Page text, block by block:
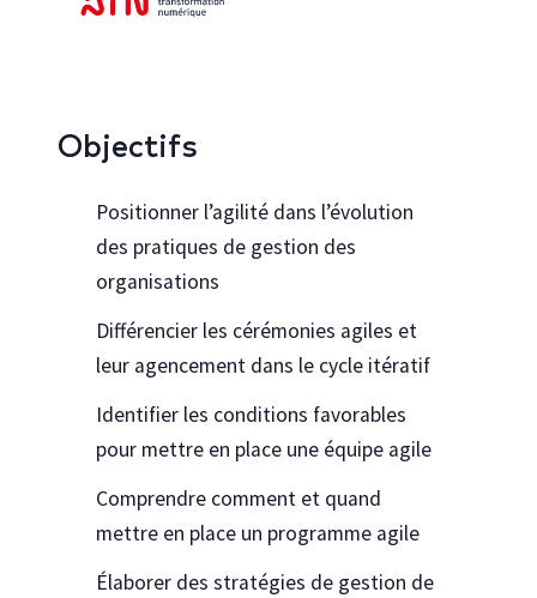
Objectifs
Positionner l’agilité dans l’évolution
des pratiques de gestion des
organisations
Différencier les cérémonies agiles et
leur agencement dans le cycle itératif
Identifier les conditions favorables
pour mettre en place une équipe agile
Comprendre comment et quand
mettre en place un programme agile
Élaborer des stratégies de gestion de